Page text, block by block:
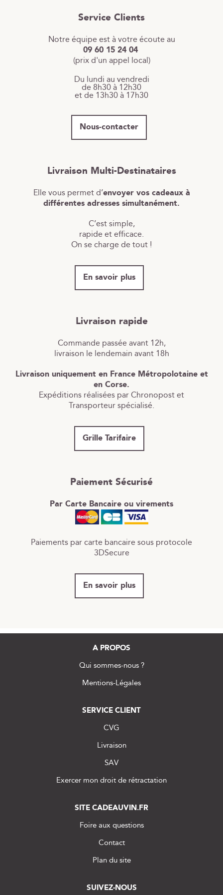
Service Clients
Notre équipe est à votre écoute au
09 60 15 24 04
(prix d'un appel local)
Du lundi au vendredi
de 8h30 à 12h30
et de 13h30 à 17h30
Nous-contacter
Livraison Multi-Destinataires
Elle vous permet d’envoyer vos cadeaux à
différentes adresses simultanément.
C’est simple,
rapide et efficace.
On se charge de tout !
En savoir plus
Livraison rapide
Commande passée avant 12h,
livraison le lendemain avant 18h
Livraison uniquement en France Métropolotaine et
en Corse.
Expéditions réalisées par Chronopost et
Transporteur spécialisé.
Grille Tarifaire
Paiement Sécurisé
Par Carte Bancaire ou virements
Paiements par carte bancaire sous protocole
3DSecure
En savoir plus
A PROPOS
Qui sommes-nous ?
Mentions-Légales
SERVICE CLIENT
CVG
Livraison
SAV
Exercer mon droit de rétractation
SITE CADEAUVIN.FR
Foire aux questions
Contact
Plan du site
SUIVEZ-NOUS